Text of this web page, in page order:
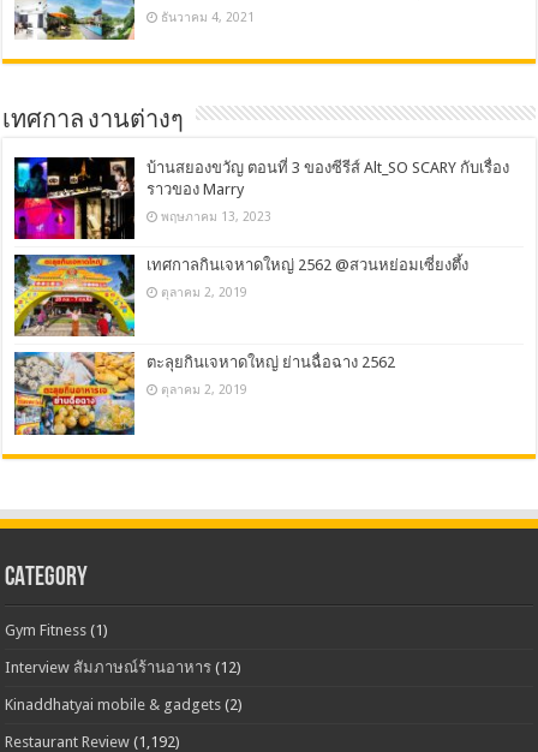
ธันวาคม 4, 2021
เทศกาล งานต่างๆ
บ้านสยองขวัญ ตอนที่ 3 ของซีรีส์ Alt_SO SCARY กับเรื่อง
ราวของ Marry
พฤษภาคม 13, 2023
เทศกาลกินเจหาดใหญ่ 2562 @สวนหย่อมเซี่ยงตึ้ง
ตุลาคม 2, 2019
ตะลุยกินเจหาดใหญ่ ย่านฉื่อฉาง 2562
ตุลาคม 2, 2019
CATEGORY
Gym Fitness (1)
Interview สัมภาษณ์ร้านอาหาร (12)
Kinaddhatyai mobile & gadgets (2)
Restaurant Review (1,192)